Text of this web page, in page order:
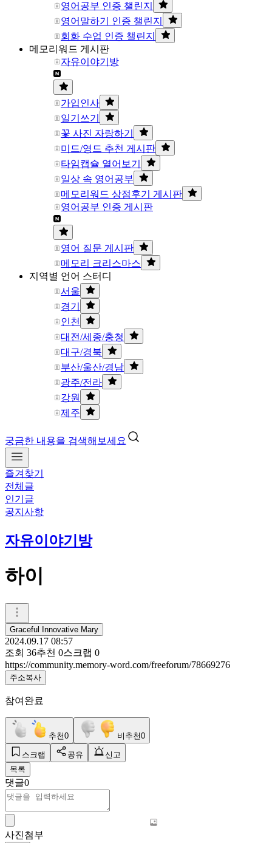
영어공부 인증 챌린지
영어말하기 인증 챌린지
회화 수업 인증 챌린지
메모리워드 게시판
자유이야기방
가입인사
일기쓰기
꽃 사진 자랑하기
미드/영드 추천 게시판
타임캡슐 열어보기
일상 속 영어공부
메모리워드 상점후기 게시판
영어공부 인증 게시판
영어 질문 게시판
메모리 크리스마스
지역별 언어 스터디
서울
경기
인천
대전/세종/충청
대구/경북
부산/울산/경남
광주/전라
강원
제주
궁금한 내용을 검색해보세요
즐겨찾기
전체글
인기글
공지사항
자유이야기방
하이
Graceful Innovative Mary
2024.09.17 08:57
조회 36추천 0스크랩 0
https://community.memory-word.com/freeforum/78669276
주소복사
참여완료
추천0 비추천0
스크랩 공유
신고
목록
댓글0
사진첨부